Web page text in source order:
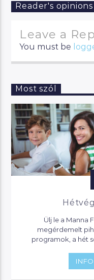
Reader's opinions
Leave a
You must be
Most szól
Ülj le a Manna
megérdemelt
programok, a hét